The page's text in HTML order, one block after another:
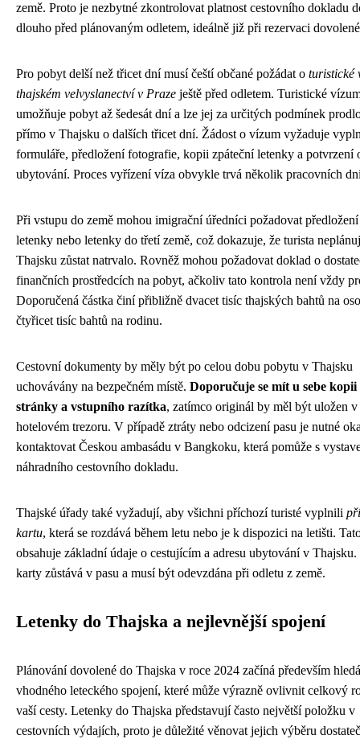
země. Proto je nezbytné zkontrolovat platnost cestovního dokladu
dlouho před plánovaným odletem, ideálně již při rezervaci
Pro pobyt delší než třicet dní musí čeští občané požádat o turistické
thajském velvyslanectví v Praze ještě před odletem. Turistické
umožňuje pobyt až šedesát dní a lze jej za určitých podmínek
přímo v Thajsku o dalších třicet dní. Žádost o vízum vyžaduje
formuláře, předložení fotografie, kopii zpáteční letenky a potvrzení
ubytování. Proces vyřízení víza obvykle trvá několik pracovních
Při vstupu do země mohou imigrační úředníci požadovat
letenky nebo letenky do třetí země, což dokazuje, že turista
Thajsku zůstat natrvalo. Rovněž mohou požadovat doklad o
finančních prostředcích na pobyt, ačkoliv tato kontrola není vždy
Doporučená částka činí přibližně dvacet tisíc thajských bahtů na
čtyřicet tisíc bahtů na rodinu.
Cestovní dokumenty by měly být po celou dobu pobytu v Thajsku
uchovávány na bezpečném místě. Doporučuje se mít u sebe kopii
stránky a vstupního razítka, zatímco originál by měl být uložen v
hotelovém trezoru. V případě ztráty nebo odcizení pasu je nutné
kontaktovat Českou ambasádu v Bangkoku, která pomůže s
náhradního cestovního dokladu.
Thajské úřady také vyžadují, aby všichni příchozí turisté vyplnili
kartu, která se rozdává během letu nebo je k dispozici na letišti.
obsahuje základní údaje o cestujícím a adresu ubytování v Thajsku.
karty zůstává v pasu a musí být odevzdána při odletu z země.
Letenky do Thajska a nejlevnější spojení
Plánování dovolené do Thajska v roce 2024 začíná především
vhodného leteckého spojení, které může výrazně ovlivnit celkový
vaší cesty. Letenky do Thajska představují často největší položku v
cestovních výdajích, proto je důležité věnovat jejich výběru